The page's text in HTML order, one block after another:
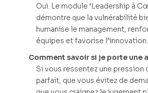
Oui. Le module ‘Leadership à
démontre que la vulnérabilité
humanise le management,
équipes et favorise l’innovation.
Comment savoir si je porte une
Si vous ressentez une pression
parfait, que vous évitez de